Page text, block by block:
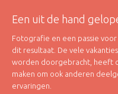
Een uit de hand
Fotografie en een passie
dit resultaat. De vele
worden doorgebracht, heeft
maken om ook anderen
ervaringen.